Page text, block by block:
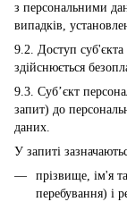
з персональними
випадків,
9.2. Доступ
здійснюється
9.3. Суб’єкт
запит) до
даних.
У запиті
прізвище, ім'я
перебування) і